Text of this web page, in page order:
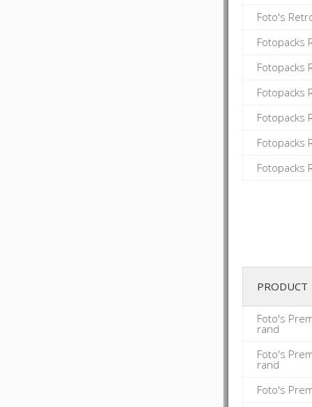
Foto's
Fotopacks
Fotopacks
Fotopacks
Fotopacks
Fotopacks
Fotopacks
PRODUCT
Foto's
rand
Foto's
rand
Foto's